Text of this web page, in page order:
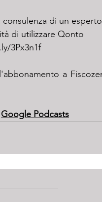
di un esperto
di utilizzare Qonto
3Px3n1f
Google Podcasts